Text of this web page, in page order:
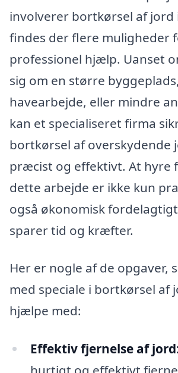
involverer bortkørsel af jord
findes der flere muligheder
professionel hjælp. Uanset
sig om en større byggeplads,
havearbejde, eller mindre
kan et specialiseret firma
bortkørsel af overskydende
præcist og effektivt. At hyre
dette arbejde er ikke kun
også økonomisk
sparer tid og kræfter.
Her er nogle af de opgaver,
med speciale i bortkørsel af
hjælpe med:
Effektiv fjernelse af